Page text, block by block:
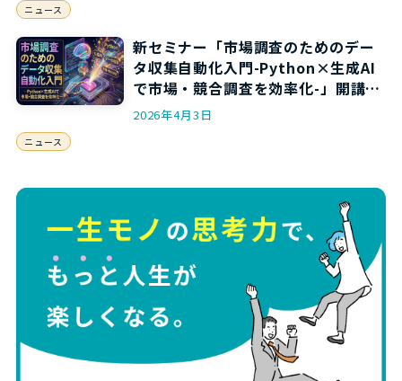
ニュース
新セミナー「市場調査のためのデー
タ収集自動化入門-Python×生成AI
で市場・競合調査を効率化-」開講の
お知らせ
2026年4月3日
ニュース